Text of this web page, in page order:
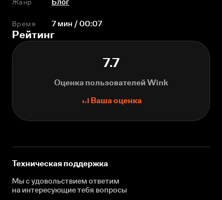
Жанр
Блог
Время 7 мин / 00:07
Рейтинг
7.7
Оценка пользователей Wink
Ваша оценка
Техническая поддержка
Мы с удовольствием ответим
на интересующиетебя вопросы